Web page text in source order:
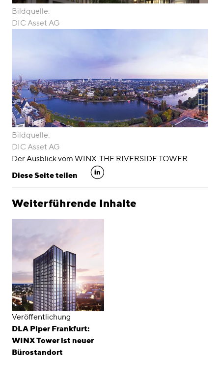
Bildquelle:
DIC Asset AG
Bildquelle:
DIC Asset AG
Der Ausblick vom WINX. THE RIVERSIDE TOWER
Diese Seite teilen
linkedin
Weiterführende Inhalte
Veröffentlichung
DLA Piper Frankfurt:
WINX Tower ist neuer
Bürostandort